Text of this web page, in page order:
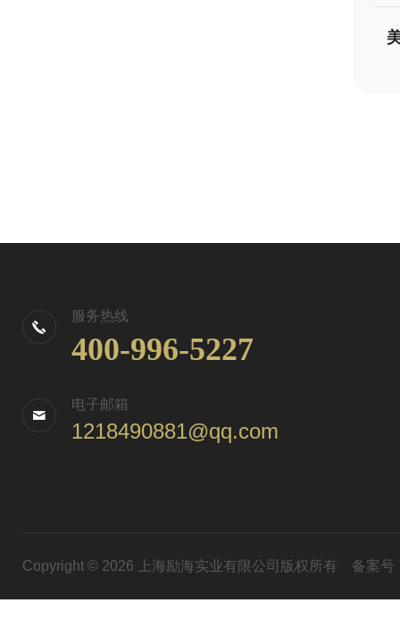
服务热线
400-996-5227
电子邮箱
1218490881@qq.com
Copyright © 2026 上海励海实业有限公司版权所有 备案号